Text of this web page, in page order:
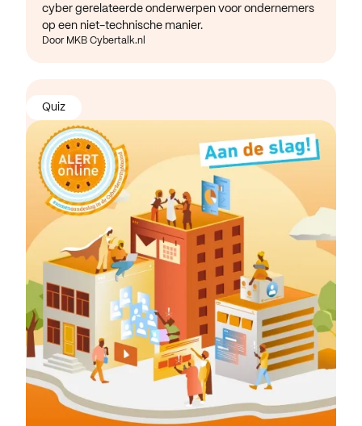
cyber gerelateerde onderwerpen voor ondernemers
op een niet-technische manier.
Door MKB Cybertalk.nl
Quiz